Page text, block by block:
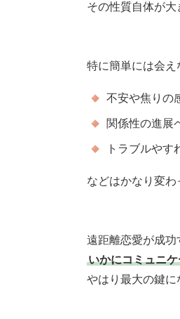
その性質自体が大
特に簡単には会え
不安や焦りの
関係性の進展
トラブルやす
などはかなり変
遠距離恋愛が成功
いかにコミュニ
やはり最大の鍵に